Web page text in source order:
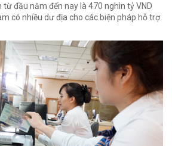
đầu năm đến nay là 470 nghìn tỷ VND
có nhiều dư địa cho các biện pháp hỗ trợ